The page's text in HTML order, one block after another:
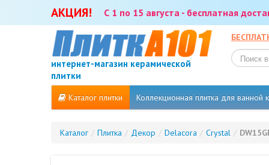
АКЦИЯ! С 1 по 15 августа - бесплатная
интернет-магазин керамической
плитки
Каталог плитки Коллекционная плитка для ванной
Каталог / Плитка / Декор / Delacora / Crystal /